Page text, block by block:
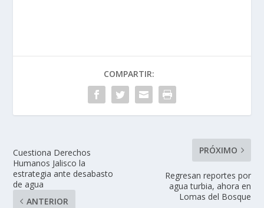
COMPARTIR:
Cuestiona Derechos
Humanos Jalisco la
estrategia ante desabasto
de agua
ANTERIOR
PRÓXIMO
Regresan reportes por
agua turbia, ahora en
Lomas del Bosque